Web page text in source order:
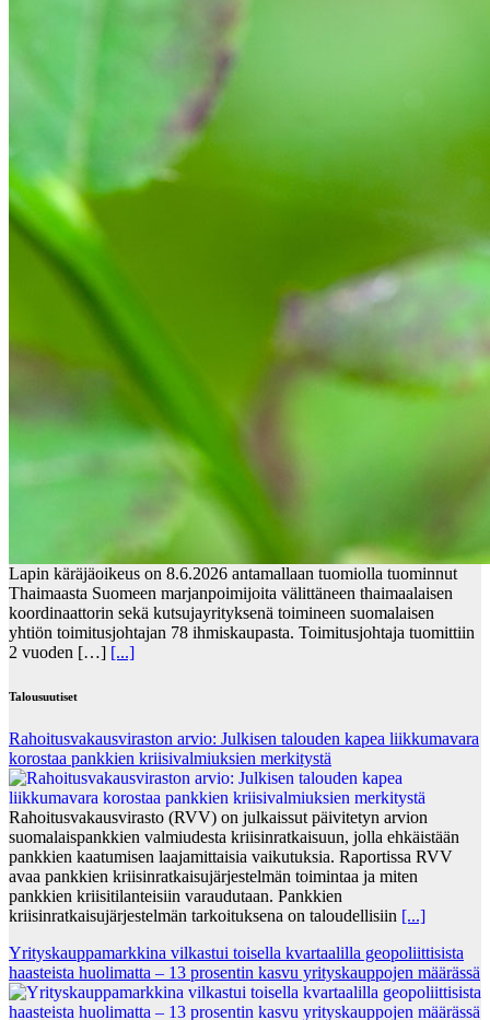
Lapin käräjäoikeus on 8.6.2026 antamallaan tuomiolla tuominnut
Thaimaasta Suomeen marjanpoimijoita välittäneen thaimaalaisen
koordinaattorin sekä kutsujayrityksenä toimineen suomalaisen
yhtiön toimitusjohtajan 78 ihmiskaupasta. Toimitusjohtaja tuomittiin
2 vuoden […] [...]
Talousuutiset
Rahoitusvakausviraston arvio: Julkisen talouden kapea liikkumavara
korostaa pankkien kriisivalmiuksien merkitystä
Rahoitusvakausvirasto (RVV) on julkaissut päivitetyn arvion
suomalaispankkien valmiudesta kriisinratkaisuun, jolla ehkäistään
pankkien kaatumisen laajamittaisia vaikutuksia. Raportissa RVV
avaa pankkien kriisinratkaisujärjestelmän toimintaa ja miten
pankkien kriisitilanteisiin varaudutaan. Pankkien
kriisinratkaisujärjestelmän tarkoituksena on taloudellisiin [...]
Yrityskauppamarkkina vilkastui toisella kvartaalilla geopoliittisista
haasteista huolimatta – 13 prosentin kasvu yrityskauppojen määrässä